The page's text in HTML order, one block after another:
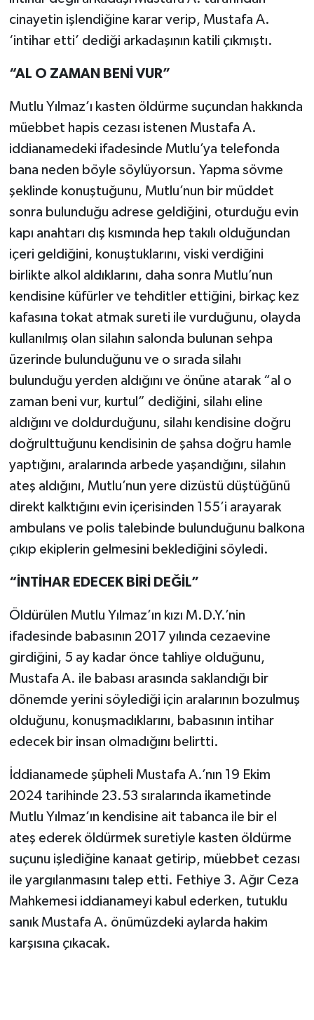
cinayetin işlendiğine karar verip, Mustafa A.
‘intihar etti’ dediği arkadaşının katili çıkmıştı.
“AL O ZAMAN BENİ VUR”
Mutlu Yılmaz’ı kasten öldürme suçundan hakkında
müebbet hapis cezası istenen Mustafa A.
iddianamedeki ifadesinde Mutlu’ya telefonda
bana neden böyle söylüyorsun. Yapma sövme
şeklinde konuştuğunu, Mutlu’nun bir müddet
sonra bulunduğu adrese geldiğini, oturduğu evin
kapı anahtarı dış kısmında hep takılı olduğundan
içeri geldiğini, konuştuklarını, viski verdiğini
birlikte alkol aldıklarını, daha sonra Mutlu’nun
kendisine küfürler ve tehditler ettiğini, birkaç kez
kafasına tokat atmak sureti ile vurduğunu, olayda
kullanılmış olan silahın salonda bulunan sehpa
üzerinde bulunduğunu ve o sırada silahı
bulunduğu yerden aldığını ve önüne atarak “al o
zaman beni vur, kurtul” dediğini, silahı eline
aldığını ve doldurduğunu, silahı kendisine doğru
doğrulttuğunu kendisinin de şahsa doğru hamle
yaptığını, aralarında arbede yaşandığını, silahın
ateş aldığını, Mutlu’nun yere dizüstü düştüğünü
direkt kalktığını evin içerisinden 155’i arayarak
ambulans ve polis talebinde bulunduğunu balkona
çıkıp ekiplerin gelmesini beklediğini söyledi.
“İNTİHAR EDECEK BİRİ DEĞİL”
Öldürülen Mutlu Yılmaz’ın kızı M.D.Y.’nin
ifadesinde babasının 2017 yılında cezaevine
girdiğini, 5 ay kadar önce tahliye olduğunu,
Mustafa A. ile babası arasında saklandığı bir
dönemde yerini söylediği için aralarının bozulmuş
olduğunu, konuşmadıklarını, babasının intihar
edecek bir insan olmadığını belirtti.
İddianamede şüpheli Mustafa A.’nın 19 Ekim
2024 tarihinde 23.53 sıralarında ikametinde
Mutlu Yılmaz’ın kendisine ait tabanca ile bir el
ateş ederek öldürmek suretiyle kasten öldürme
suçunu işlediğine kanaat getirip, müebbet cezası
ile yargılanmasını talep etti. Fethiye 3. Ağır Ceza
Mahkemesi iddianameyi kabul ederken, tutuklu
sanık Mustafa A. önümüzdeki aylarda hakim
karşısına çıkacak.